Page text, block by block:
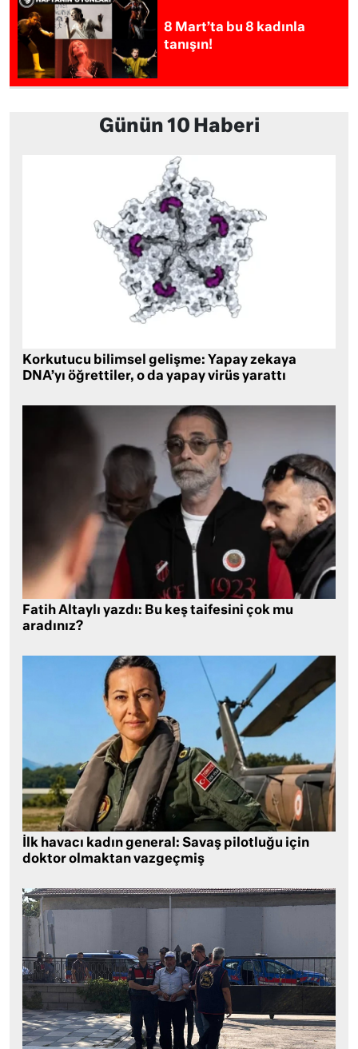
8 Mart’ta bu 8 kadınla
tanışın!
Günün 10 Haberi
Korkutucu bilimsel gelişme: Yapay zekaya
DNA’yı öğrettiler, o da yapay virüs yarattı
Fatih Altaylı yazdı: Bu keş taifesini çok mu
aradınız?
İlk havacı kadın general: Savaş pilotluğu için
doktor olmaktan vazgeçmiş